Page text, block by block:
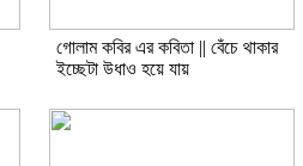
গোলাম কবির এর কবিতা || বেঁচে থাকার
ইচ্ছেটা উধাও হয়ে যায়